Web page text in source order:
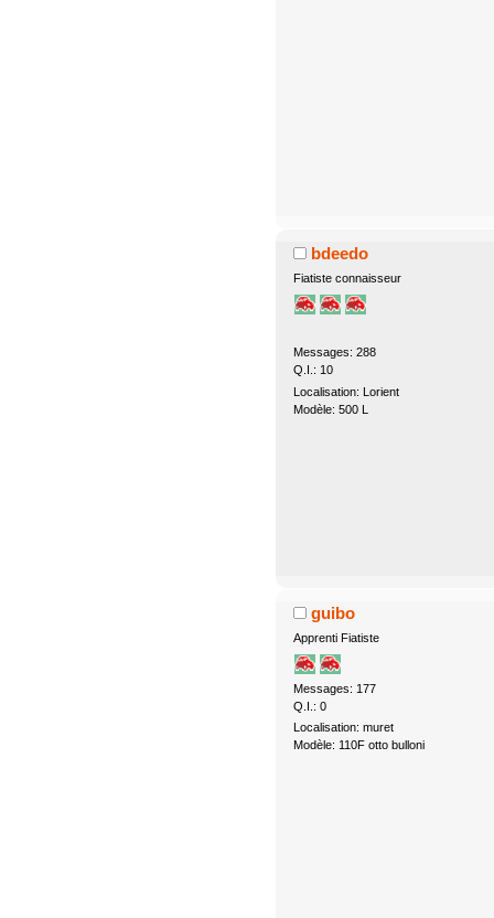
bdeedo
Fiatiste connaisseur
Messages: 288
Q.I.: 10
Localisation: Lorient
Modèle: 500 L
guibo
Apprenti Fiatiste
Messages: 177
Q.I.: 0
Localisation: muret
Modèle: 110F otto bulloni